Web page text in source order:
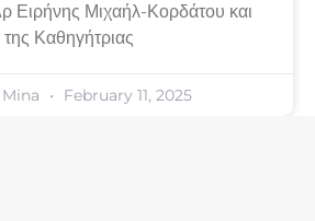
Ειρήνης Μιχαήλ-Κορδάτου και
της Καθηγήτριας
February 11, 2025